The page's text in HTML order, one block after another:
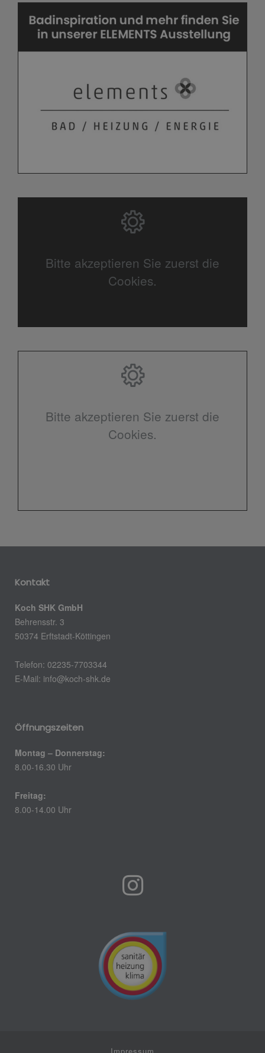
Bitte akzeptieren Sie zuerst die
Cookies.
Bitte akzeptieren Sie zuerst die
Cookies.
Kontakt
Koch SHK GmbH
Behrensstr. 3
50374 Erftstadt-Köttingen
Telefon: 02235-7703344
E-Mail: info@koch-shk.de
Öffnungszeiten
Montag – Donnerstag:
8.00-16.30 Uhr
Freitag:
8.00-14.00 Uhr